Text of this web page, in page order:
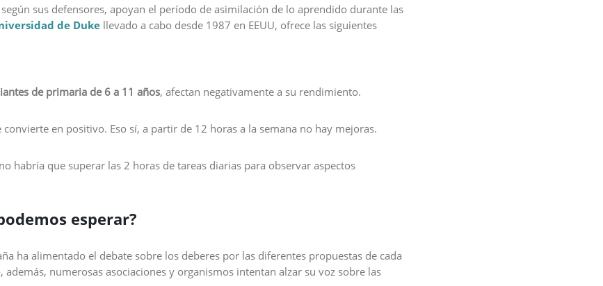
sus defensores, apoyan el período de asimilación de lo aprendido durante las
de Duke llevado a cabo desde 1987 en EEUU, ofrece las siguientes
de primaria de 6 a 11 años, afectan negativamente a su rendimiento.
convierte en positivo. Eso sí, a partir de 12 horas a la semana no hay mejoras.
habría que superar las 2 horas de tareas diarias para observar aspectos
esperar?
ha alimentado el debate sobre los deberes por las diferentes propuestas de cada
numerosas asociaciones y organismos intentan alzar su voz sobre las